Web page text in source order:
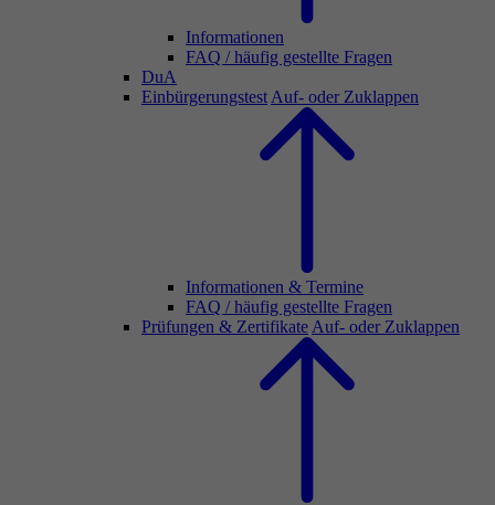
Informationen
FAQ / häufig gestellte Fragen
DuA
Einbürgerungstest Auf- oder Zuklappen
Informationen & Termine
FAQ / häufig gestellte Fragen
Prüfungen & Zertifikate Auf- oder Zuklappen